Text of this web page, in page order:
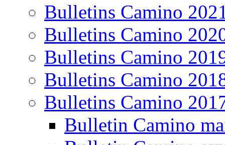
Bulletins Camino
Bulletins Camino
Bulletins Camino
Bulletins Camino
Bulletins Camino
Bulletin Camino